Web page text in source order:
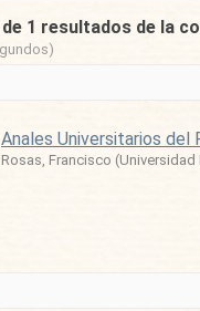
1 resultados de la
Anales Universitarios del
Rosas, Francisco (Universidad